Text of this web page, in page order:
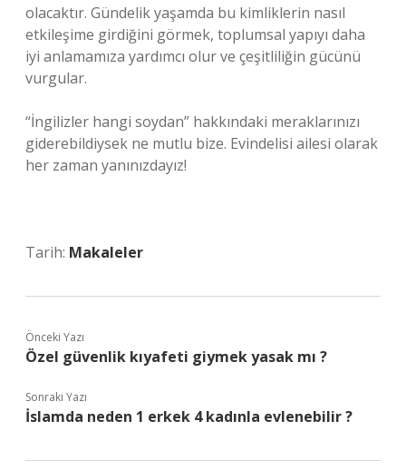
olacaktır. Gündelik yaşamda bu kimliklerin nasıl
etkileşime girdiğini görmek, toplumsal yapıyı daha
iyi anlamamıza yardımcı olur ve çeşitliliğin gücünü
vurgular.
“İngilizler hangi soydan” hakkındaki meraklarınızı
giderebildiysek ne mutlu bize. Evindelisi ailesi olarak
her zaman yanınızdayız!
Tarih: Makaleler
Önceki Yazı
Özel güvenlik kıyafeti giymek yasak mı ?
Sonraki Yazı
İslamda neden 1 erkek 4 kadınla evlenebilir ?